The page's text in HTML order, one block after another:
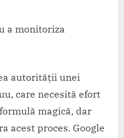
a monitoriza
autorității unei
care necesită efort
magică, dar
acest proces. Google